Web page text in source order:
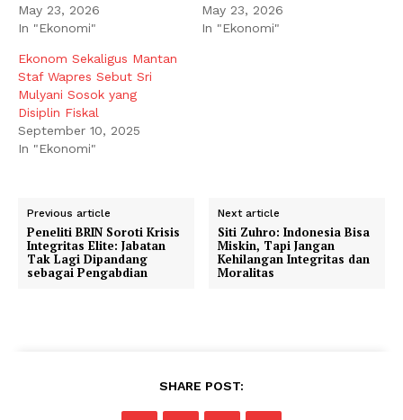
May 23, 2026
In "Ekonomi"
May 23, 2026
In "Ekonomi"
Ekonom Sekaligus Mantan
Staf Wapres Sebut Sri
Mulyani Sosok yang
Disiplin Fiskal
September 10, 2025
In "Ekonomi"
Previous article
Peneliti BRIN Soroti Krisis
Integritas Elite: Jabatan
Tak Lagi Dipandang
sebagai Pengabdian
Next article
Siti Zuhro: Indonesia Bisa
Miskin, Tapi Jangan
Kehilangan Integritas dan
Moralitas
SHARE POST: